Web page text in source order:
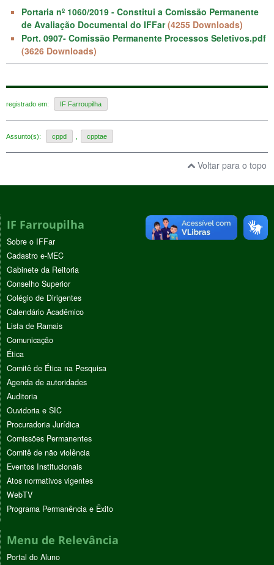
Portaria nº 1060/2019 - Constitui a Comissão Permanente
de Avaliação Documental do IFFar (4255 Downloads)
Port. 0907- Comissão Permanente Processos Seletivos.pdf
(3626 Downloads)
registrado em: IF Farroupilha
Assunto(s): cppd cpptae
Voltar para o topo
IF Farroupilha
Sobre o IFFar
Cadastro e-MEC
Gabinete da Reitoria
Conselho Superior
Colégio de Dirigentes
Calendário Acadêmico
Lista de Ramais
Comunicação
Ética
Comitê de Ética na Pesquisa
Agenda de autoridades
Auditoria
Ouvidoria e SIC
Procuradoria Jurídica
Comissões Permanentes
Comitê de não violência
Eventos Institucionais
Atos normativos vigentes
WebTV
Programa Permanência e Êxito
Menu de Relevância
Portal do Aluno